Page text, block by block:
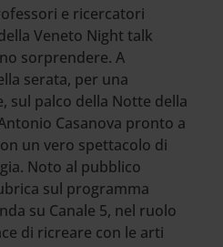
e ricercatori
Veneto Night talk
sorprendere. A
serata, per una
sul palco della Notte della
Casanova pronto a
un vero spettacolo di
Noto al pubblico
sul programma
su Canale 5, nel ruolo
di ricreare con le arti